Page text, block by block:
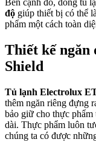
Bên cạnh đó, dòng tủ
độ giúp thiết bị có thể
phẩm một cách toàn
Thiết kế ngăn
Shield
Tủ lạnh Electrolux
thêm ngăn riêng đựng
bảo giữ cho thực
dài. Thực phẩm luôn
chúng ta có được